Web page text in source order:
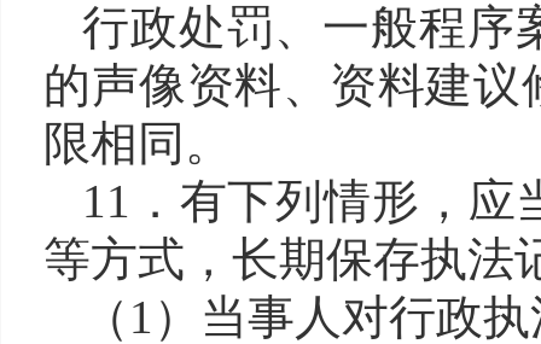
行政处罚、一般程序
的声像资料、资料建
限相同。
11．有下列情形，应
等方式，长期保存执法
（ 1）当事人对行政